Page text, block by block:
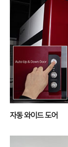
고객지원
서비스
트레이닝
교육일정
교육신청/문의
원격지원
투자정보
재무정보
IR 자료실
사회공헌
사회공헌개요
사회공헌활동
자동 와이드 도어